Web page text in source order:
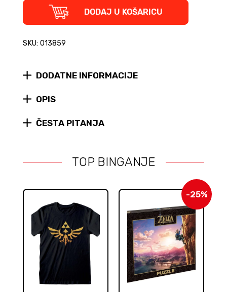
Funko
Animation
Lucy
figura
quantity
DODAJ U KOŠARICU
SKU: 013859
DODATNE INFORMACIJE
OPIS
ČESTA PITANJA
TOP BINGANJE
-25%